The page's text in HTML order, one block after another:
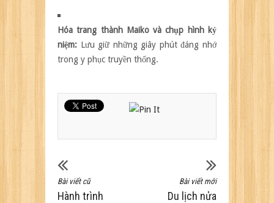
Hóa trang thành Maiko và chụp hình kỷ
niệm: Lưu giữ những giây phút đáng nhớ
trong y phục truyền thống.
Bài viết cũ
Hành trình
Bài viết mới
Du lịch nửa